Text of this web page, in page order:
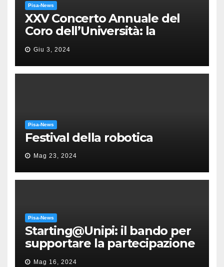
Pisa-News
XXV Concerto Annuale del
Coro dell’Università: la
“Messa in gloria” di Giacomo
Puccini
Giu 3, 2024
Pisa-News
Festival della robotica
Mag 23, 2024
Pisa-News
Starting@Unipi: il bando per
supportare la partecipazione
all’ERC Starting Grant
Mag 16, 2024